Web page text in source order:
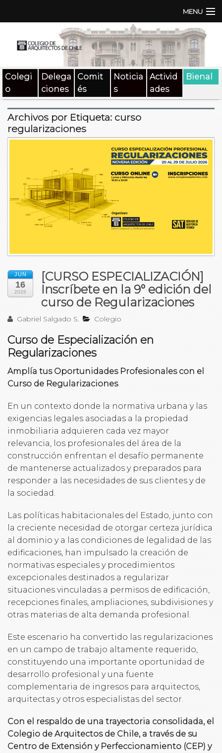
MENU
Documentos
SAT
Contacto
Buscar:
Colegi
o
Delega
ciones
Comit
és
Noticia
s
Activid
ades
Bienal
Archivos por Etiqueta: curso
regularizaciones
JUN
16
2026
[CURSO ESPECIALIZACIÓN]
Inscríbete en la 9° edición del
curso de Regularizaciones
Gabriel Salgado S. Colegio
Curso de Especialización en
Regularizaciones
Amplía tus Oportunidades Profesionales con el
Curso de Regularizaciones
En un contexto donde la normativa urbana y las
exigencias legales asociadas a la propiedad
inmobiliaria adquieren cada vez mayor
relevancia, los profesionales del área de la
construcción enfrentan el desafío permanente
de mantenerse actualizados y preparados para
responder a las necesidades de sus clientes y de
la sociedad.
Las políticas habitacionales del Estado, junto con
la creciente necesidad de otorgar certeza jurídica
al dominio y a las condiciones de legalidad de las
edificaciones, han impulsado la creación de
normativas especiales y procedimientos
excepcionales destinados a regularizar
situaciones vinculadas a permisos de edificación,
recepciones finales, ampliaciones, subdivisiones y
otras materias de alta demanda profesional.
Este escenario ha convertido las regularizaciones
en un campo de trabajo altamente requerido,
constituyendo una importante oportunidad de
desarrollo profesional y una fuente
complementaria de ingresos para arquitectos,
arquitectas y otros especialistas del sector.
Con el respaldo de una trayectoria consolidada, el
Colegio de Arquitectos de Chile, a través de su
Centro de Extensión y Perfeccionamiento (CEP) y